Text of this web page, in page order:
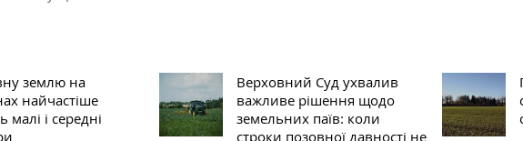
землю на
найчастіше
малі і середні
Верховний Суд ухвалив
важливе рішення щодо
земельних паїв: коли
строки позовної давності не